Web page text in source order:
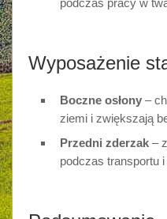
podczas pracy w
Wyposażenie
Boczne osłony –
ziemi i zwiększają
Przedni zderzak –
podczas transportu